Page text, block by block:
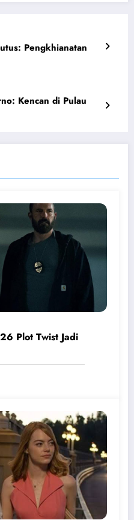
Pengkhianatan
Kencan di Pulau
Plot Twist Jadi